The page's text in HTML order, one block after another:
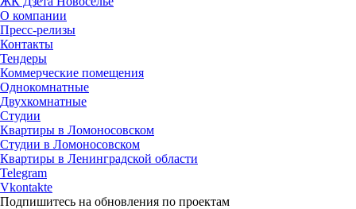
О компании
Пресс-релизы
Контакты
Тендеры
Коммерческие помещения
Однокомнатные
Двухкомнатные
Студии
Квартиры в Ломоносовском
Студии в Ломоносовском
Квартиры в Ленинградской области
Telegram
Vkontakte
Подпишитесь на обновления по проектам